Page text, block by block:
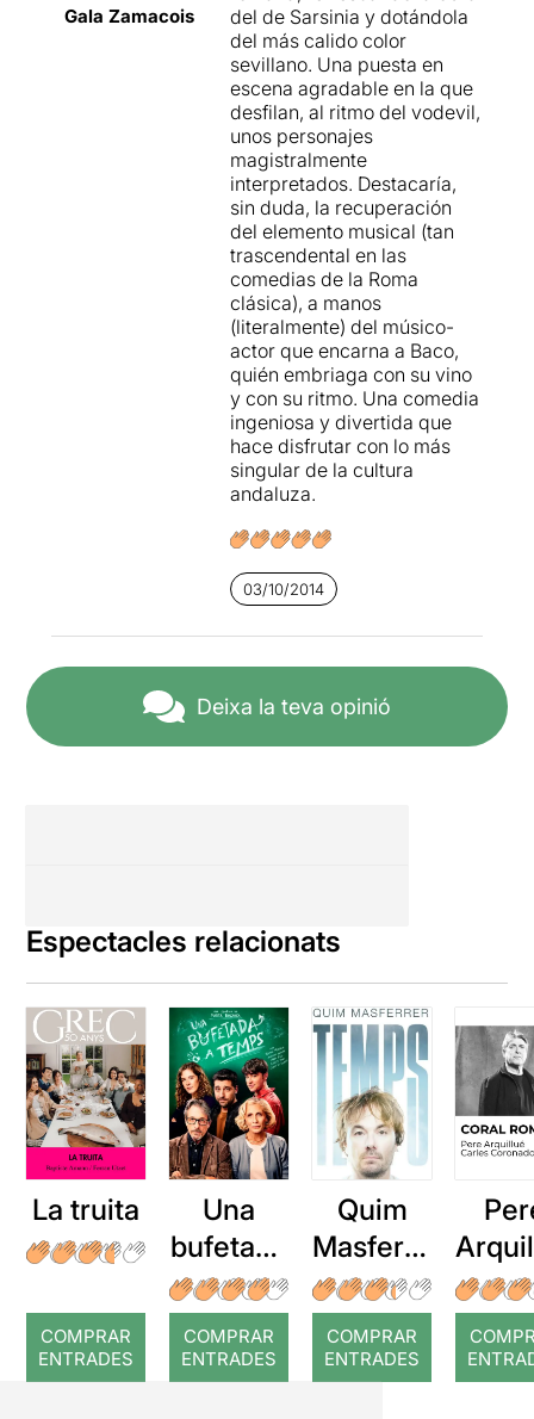
riallades que deixava anar.
Llegiu-ne més.
Gala Zamacois
del de Sarsinia y dotándola
del más calido color
sevillano. Una puesta en
escena agradable en la que
desfilan, al ritmo del vodevil,
unos personajes
magistralmente
interpretados. Destacaría,
sin duda, la recuperación
del elemento musical (tan
trascendental en las
comedias de la Roma
clásica), a manos
(literalmente) del músico-
actor que encarna a Baco,
quién embriaga con su vino
y con su ritmo. Una comedia
ingeniosa y divertida que
hace disfrutar con lo más
singular de la cultura
andaluza.
03/10/2014
Deixa la teva opinió
Espectacles relacionats
La truita
COMPRAR
ENTRADES
Una
bufetada
a temps
COMPRAR
ENTRADES
Quim
Masferre
r: Temps
COMPRAR
ENTRADES
: